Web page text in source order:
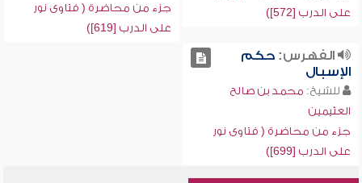
على الدرب [572])
جزء من محاضرة ( فتاوى نور
على الدرب [619])
الفهرس:حكم
الإسبال
للشيخ: محمد بن صالح
العثيمين
جزء من محاضرة ( فتاوى نور
على الدرب [699])